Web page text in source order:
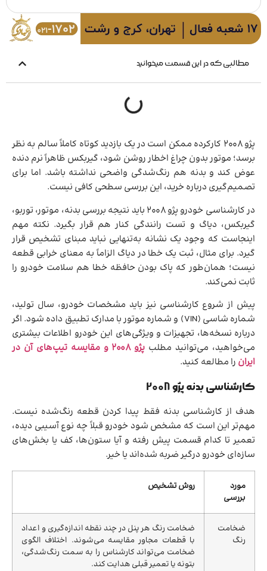
مطالبی که در این قسمت میخوانید
پژو 2008 کارکرده ممکن است در یک بازدید کوتاه کاملاً سالم به نظر
برسد؛ موتور بدون چراغ اخطار روشن شود، گیربکس ظاهراً نرم دنده
عوض کند و بدنه هم رنگ‌شدگی واضحی نداشته باشد. اما برای
تصمیم‌گیری درباره خرید، این بررسی سطحی کافی نیست.
در کارشناسی خودرو پژو 2008 باید نتیجه بررسی بدنه، موتور، توربو،
گیربکس، دیاگ و تست رانندگی کنار هم قرار بگیرد. نکته مهم
اینجاست که وجود یک نشانه به‌تنهایی نباید مبنای تشخیص قرار
گیرد. برای مثال، ثبت یک خطا در دیاگ الزاماً به معنای خرابی قطعه
نیست؛ همان‌طور که پاک بودن حافظه خطا هم سلامت خودرو را
ثابت نمی‌کند.
پیش از شروع کارشناسی نیز باید مشخصات خودرو، سال تولید،
شماره شاسی (VIN) و شماره موتور با مدارک تطبیق داده شود. اگر
درباره نسخه‌ها، تجهیزات و ویژگی‌های این خودرو اطلاعات بیشتری
می‌خواهید، می‌توانید مطلب
پژو 2008 و مقایسه تیپ‌های آن در
ایران را مطالعه کنید.
کارشناسی بدنه پژو 2008
هدف از کارشناسی بدنه فقط پیدا کردن قطعه رنگ‌شده نیست.
مهم‌تر این است که مشخص شود خودرو قبلاً چه نوع آسیبی دیده،
تعمیر تا کدام قسمت پیش رفته و آیا ستون‌ها، کف یا بخش‌های
سازه‌ای خودرو درگیر ضربه شده‌اند یا خیر.
مورد
بررسی
روش تشخیص
ضخامت
رنگ
ضخامت رنگ هر پنل در چند نقطه اندازه‌گیری و اعداد
با قطعات مجاور مقایسه می‌شوند. اختلاف الگوی
ضخامت می‌تواند کارشناس را به سمت رنگ‌شدگی،
بتونه یا تعمیر قبلی هدایت کند.